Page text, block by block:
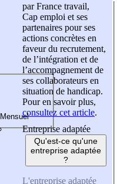
par France travail,
Cap emploi et ses
partenaires pour ses
actions concrètes en
faveur du recrutement,
de l’intégration et de
l’accompagnement de
ses collaborateurs en
situation de handicap.
Pour en savoir plus,
consultez cet article.
Entreprise adaptée
Qu'est-ce qu'une
entreprise adaptée
?
L'entreprise adaptée